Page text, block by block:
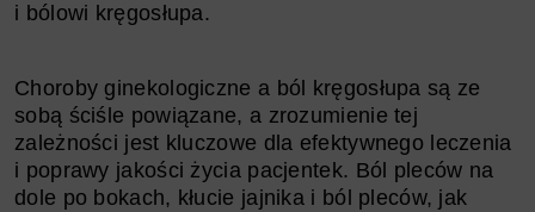
i bólowi kręgosłupa.
Choroby ginekologiczne a ból kręgosłupa są ze
sobą ściśle powiązane, a zrozumienie tej
zależności jest kluczowe dla efektywnego leczenia
i poprawy jakości życia pacjentek. Ból pleców na
dole po bokach, kłucie jajnika i ból pleców, jak